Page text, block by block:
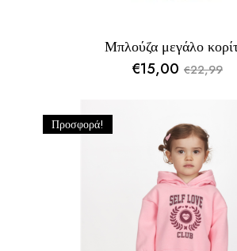
Μπλούζα μεγάλο
€22,99
Original
was:
€22,99.
€15,00Η
τιμή
είναι:
€15,00.
Προσφορά!